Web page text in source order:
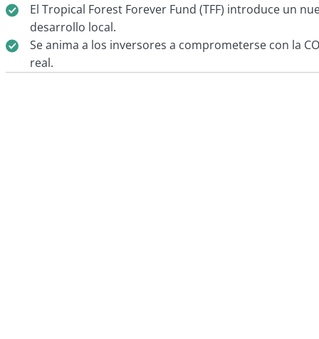
El Tropical Forest Forever Fund (TFF) introduce un
desarrollo local.
Se anima a los inversores a comprometerse con la
real.